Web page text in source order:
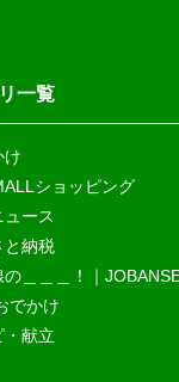
一覧
け
ショッピング
ース
と納税
の＿＿＿！｜
でかけ
・献立